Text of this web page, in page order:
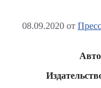
08.09.2020 от